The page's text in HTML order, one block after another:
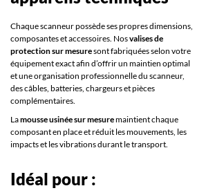
Chaque scanneur possède ses propres dimensions,
composantes et accessoires. Nosvalises de
protection sur mesuresont fabriquées selon votre
équipement exact afin d’offrir un maintien optimal
et une organisation professionnelle du scanneur,
des câbles, batteries, chargeurs et pièces
complémentaires.
Lamousse usinée sur mesuremaintient chaque
composant en place et réduit les mouvements, les
impacts et les vibrations durant le transport.
Idéal pour :